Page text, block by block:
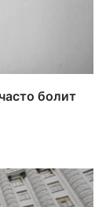
болит